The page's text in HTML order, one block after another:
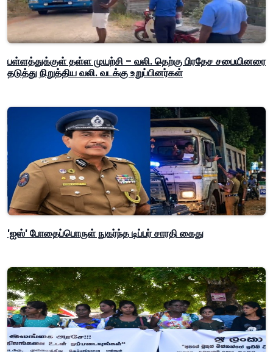
பள்ளத்துக்குள் தள்ள முயற்சி – வலி. தெற்கு பிரதேச சபையினரை
தடுத்து நிறுத்திய வலி. வடக்கு உறுப்பினர்கள்
'ஐஸ்' போதைப்பொருள் நுகர்ந்த டிப்பர் சாரதி கைது